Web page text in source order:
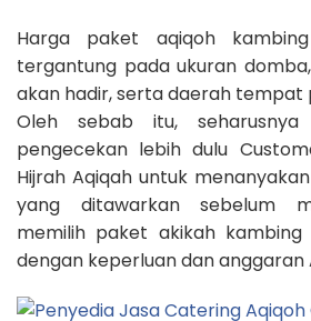
Harga paket aqiqoh
tergantung pada ukuran
akan hadir, serta daerah tempat
Oleh sebab itu, seharusnya
pengecekan lebih dulu
Hijrah Aqiqah untuk
yang ditawarkan sebelum
memilih paket akikah kambing
dengan keperluan dan anggaran